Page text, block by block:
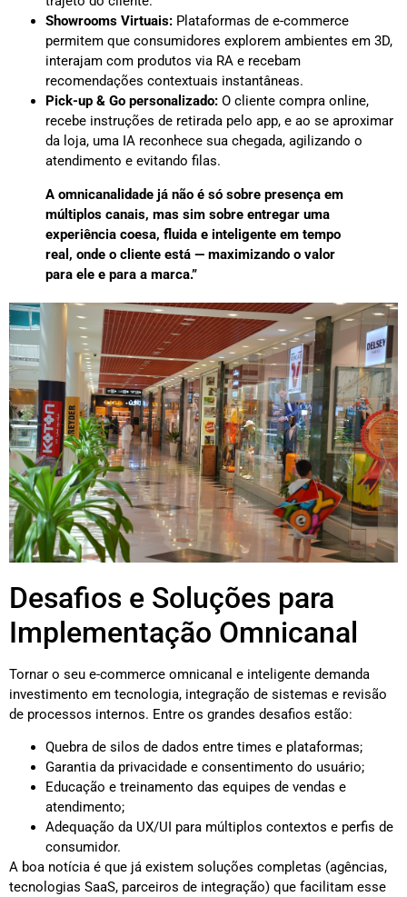
Showrooms Virtuais: Plataformas de e-commerce
permitem que consumidores explorem ambientes em 3D,
interajam com produtos via RA e recebam
recomendações contextuais instantâneas.
Pick-up & Go personalizado: O cliente compra online,
recebe instruções de retirada pelo app, e ao se aproximar
da loja, uma IA reconhece sua chegada, agilizando o
atendimento e evitando filas.
A omnicanalidade já não é só sobre presença em
múltiplos canais, mas sim sobre entregar uma
experiência coesa, fluida e inteligente em tempo
real, onde o cliente está — maximizando o valor
para ele e para a marca.”
Desafios e Soluções para
Implementação Omnicanal
Tornar o seu e-commerce omnicanal e inteligente demanda
investimento em tecnologia, integração de sistemas e revisão
de processos internos. Entre os grandes desafios estão:
Quebra de silos de dados entre times e plataformas;
Garantia da privacidade e consentimento do usuário;
Educação e treinamento das equipes de vendas e
atendimento;
Adequação da UX/UI para múltiplos contextos e perfis de
consumidor.
A boa notícia é que já existem soluções completas (agências,
tecnologias SaaS, parceiros de integração) que facilitam esse